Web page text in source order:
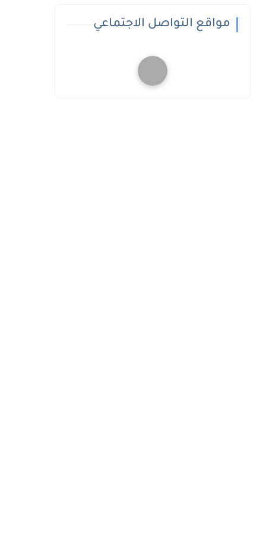
مواقع التواصل الاجتماعي